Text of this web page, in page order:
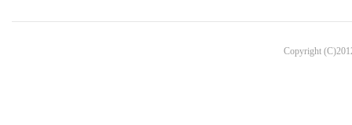
Copyright